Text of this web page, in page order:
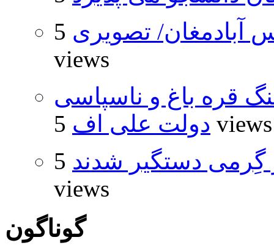
تصویری 5
views
قره باغ و ناسپاسی
دولت علی اف 5 views
دستگیر شدند 5
views
گوناگون